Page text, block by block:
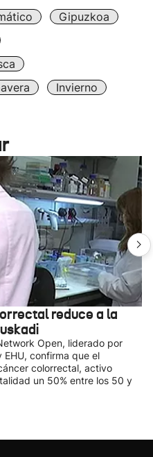
Gipuzkoa
Invierno
reduce a la
Open, liderado por
confirma que el
colorrectal, activo
un 50% entre los 50 y